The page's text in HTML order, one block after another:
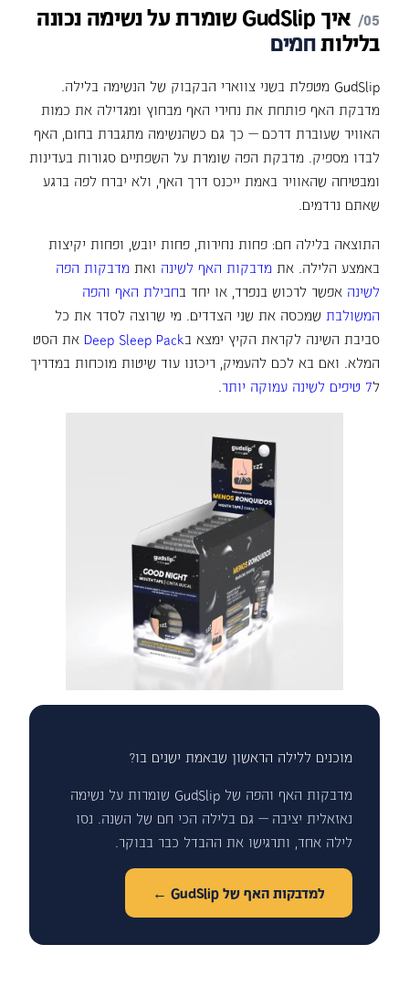
איך GudSlip שומרת עלנשימה נכונה
בלילותחמים
GudSlip מטפלת בשני צווארי הבקבוק של הנשימה בלילה.
מדבקת האף פותחת את נחירי האף מבחוץ ומגדילה את כמות
האוויר שעוברת דרכם — כך גם כשהנשימה מתגברת בחום, האף
לבדו מספיק. מדבקת הפה שומרת על השפתיים סגורות בעדינות
ומבטיחה שהאוויר באמת ייכנס דרך האף, ולא יברח לפה ברגע
שאתם נרדמים.
התוצאה בלילה חם: פחות נחירות, פחות יובש, ופחות יקיצות
באמצע הלילה. את מדבקות האף לשינה ואת מדבקות הפה
לשינה אפשר לרכוש בנפרד, או יחד בחבילת האף והפה
המשולבת שמכסה את שני הצדדים. מי שרוצה לסדר את כל
סביבת השינה לקראת הקיץ ימצא בDeep Sleep Pack את הסט
המלא. ואם בא לכם להעמיק, ריכזנו עוד שיטות מוכחות במדריך
ל7 טיפים לשינה עמוקה יותר
מוכנים ללילה הראשון שבאמת ישנים בו?
מדבקות האף והפה של GudSlip שומרות על נשימה
נאזאלית יציבה — גם בלילה הכי חם של השנה. נסו
לילה אחד, ותרגישו את ההבדל כבר בבוקר.
למדבקות האף של GudSlip ←